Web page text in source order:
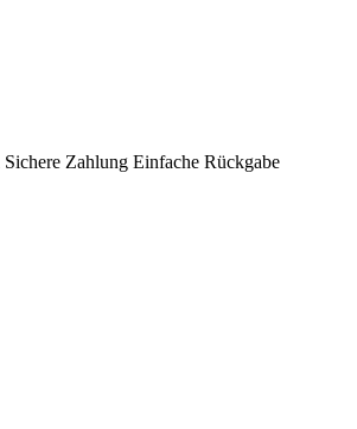
Sichere Zahlung Einfache Rückgabe